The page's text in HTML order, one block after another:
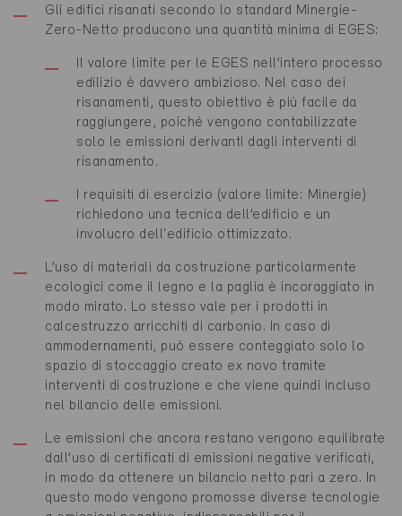
Gli edifici risanati secondo lo standard Minergie-
Zero-Netto producono una quantità minima di EGES:
Il valore limite per le EGES nell’intero processo
edilizio è davvero ambizioso. Nel caso dei
risanamenti, questo obiettivo è più facile da
raggiungere, poiché vengono contabilizzate
solo le emissioni derivanti dagli interventi di
risanamento.
I requisiti di esercizio (valore limite: Minergie)
richiedono una tecnica dell’edificio e un
involucro dell'edificio ottimizzato.
L’uso di materiali da costruzione particolarmente
ecologici come il legno e la paglia è incoraggiato in
modo mirato. Lo stesso vale per i prodotti in
calcestruzzo arricchiti di carbonio. In caso di
ammodernamenti, può essere conteggiato solo lo
spazio di stoccaggio creato ex novo tramite
interventi di costruzione e che viene quindi incluso
nel bilancio delle emissioni.
Le emissioni che ancora restano vengono equilibrate
dall’uso di certificati di emissioni negative verificati,
in modo da ottenere un bilancio netto pari a zero. In
questo modo vengono promosse diverse tecnologie